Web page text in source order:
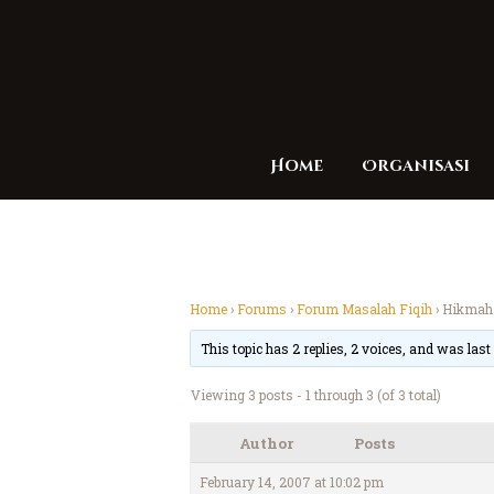
Home Organisasi
Home›Forums ›Forum Masalah Fiqih ›
This topic has 2 replies, 2 voices, and was
Viewing 3 posts - 1 through 3 (of 3 total)
Author Posts
February 14, 2007 at 10:02 pm